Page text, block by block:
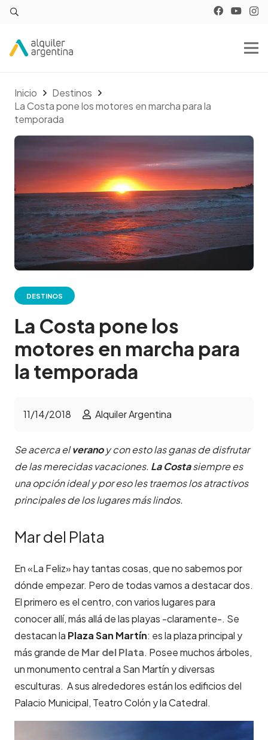
Inicio
Destinos
La Costa pone los motores en marcha para la
temporada
DESTINOS
La Costa pone los
motores en marcha para
la temporada
11/14/2018 Alquiler Argentina
Se acerca elveranoy con esto las ganas de disfrutar
de las merecidas vacaciones. La Costasiempre es
una opción ideal y por eso les traemos los atractivos
principales de los lugares más lindos.
Mar del Plata
En «La Feliz» hay tantas cosas, que no sabemos por
dónde empezar. Pero de todas vamos a destacar dos.
El primero es el centro, con varios lugares para
conocer allí, más allá de las playas -claramente-. Se
destacan la Plaza San Martín: es la plaza principal y
más grande de Mar del Plata. Posee muchos árboles,
un monumento central a San Martín y diversas
esculturas. A sus alrededores están los edificios del
Palacio Municipal, Teatro Colón y la Catedral.